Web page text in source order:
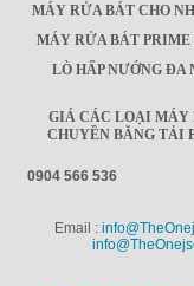
MÁY RỬA BÁT CHO
MÁY RỬA BÁT PRIME
LÒ HẤP NƯỚNG ĐA
GIÁ CÁC LOẠI MÁY
CHUYỀN BĂNG TẢI
0904 566 536
Email :